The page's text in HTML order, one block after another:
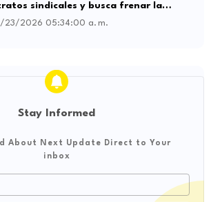
sindicales y busca frenar la
laboral ilegal
23/2026 05:34:00 a. m.
Stay Informed
About Next Update Direct to Your
inbox